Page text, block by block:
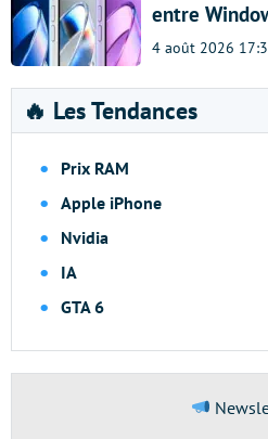
entre
4 août 2026
🔥 Les Tendances
Prix RAM
Apple iPhone
Nvidia
IA
GTA 6